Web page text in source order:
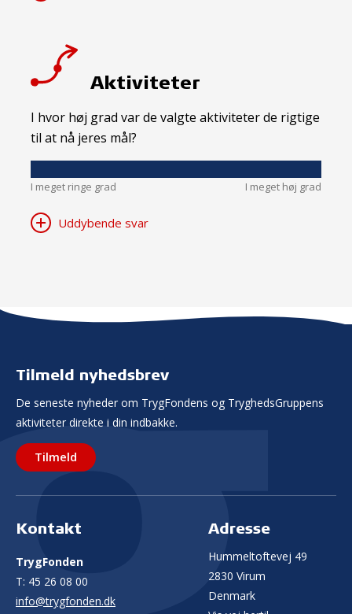
Aktiviteter
I hvor høj grad var de valgte aktiviteter de rigtige
til at nå jeres mål?
I meget ringe grad I meget høj grad
Uddybende svar
Tilmeld nyhedsbrev
De seneste nyheder om TrygFondens og TryghedsGruppens
aktiviteter direkte i din indbakke.
Tilmeld
Kontakt
TrygFonden
T: 45 26 08 00
info@trygfonden.dk
Adresse
Hummeltoftevej 49
2830 Virum
Denmark